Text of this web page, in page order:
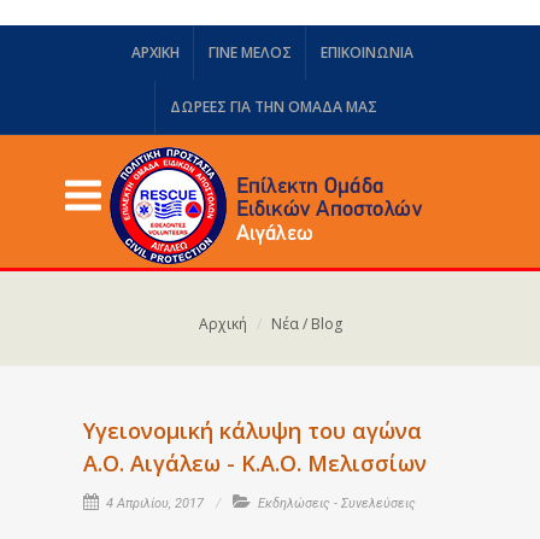
ΑΡΧΙΚΗ ΓΙΝΕ ΜΕΛΟΣ ΕΠΙΚΟΙΝΩΝΙΑ
ΔΩΡΕΈΣ ΓΙΑ ΤΗΝ ΟΜΆΔΑ ΜΑΣ
Αρχική Νέα / Blog
Υγειονομική κάλυψη του αγώνα
Α.Ο. Αιγάλεω - Κ.Α.Ο. Μελισσίων
4 Απριλίου, 2017 Εκδηλώσεις - Συνελεύσεις